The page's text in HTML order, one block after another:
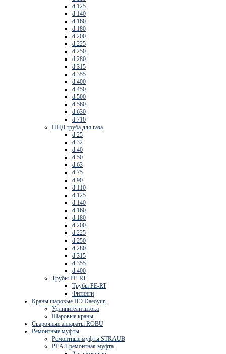
d.125
d.140
d.160
d.180
d.200
d.225
d.250
d.280
d.315
d.355
d.400
d.450
d.500
d.560
d.630
d.710
ПНД труба для газа
d.25
d.32
d.40
d.50
d.63
d.75
d.90
d.110
d.125
d.140
d.160
d.180
d.200
d.225
d.250
d.280
d.315
d.355
d.400
Трубы PE-RT
Трубы PE-RT
Фитинги
Краны шаровые ПЭ Daeoyun
Удлинители штока
Шаровые краны
Сварочные аппараты ROBU
Ремонтные муфты
Ремонтные муфты STRAUB
РЕАЛ ремонтная муфта